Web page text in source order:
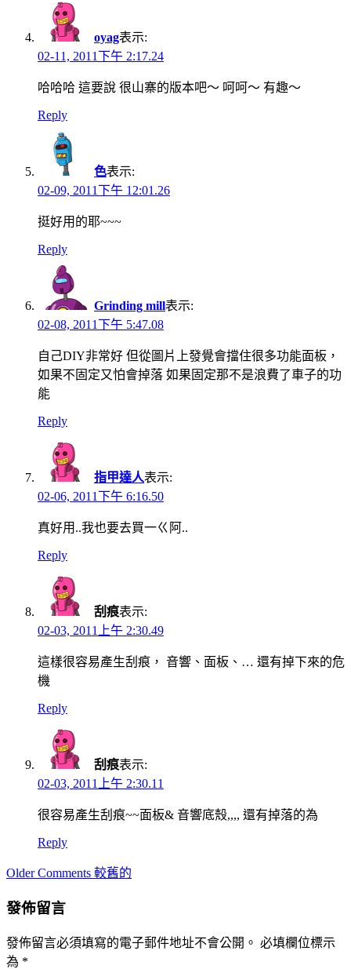
oyag表示:
02-11, 2011下午 2:17.24
哈哈哈 這要說 很山寨的版本吧～ 呵呵～ 有趣～
Reply
色表示:
02-09, 2011下午 12:01.26
挺好用的耶~~~
Reply
Grinding mill表示:
02-08, 2011下午 5:47.08
自己DIY非常好 但從圖片上發覺會擋住很多功能面板，
如果不固定又怕會掉落 如果固定那不是浪費了車子的功
能
Reply
指甲達人表示:
02-06, 2011下午 6:16.50
真好用..我也要去買一ㄍ阿..
Reply
刮痕表示:
02-03, 2011上午 2:30.49
這樣很容易產生刮痕， 音響、面板、… 還有掉下來的危
機
Reply
刮痕表示:
02-03, 2011上午 2:30.11
很容易產生刮痕~~面板& 音響底殼,,,, 還有掉落的為
Reply
Comment
Older Comments 較舊的
發佈留言
發佈留言必須填寫的電子郵件地址不會公開。 必填欄位標示
為 *